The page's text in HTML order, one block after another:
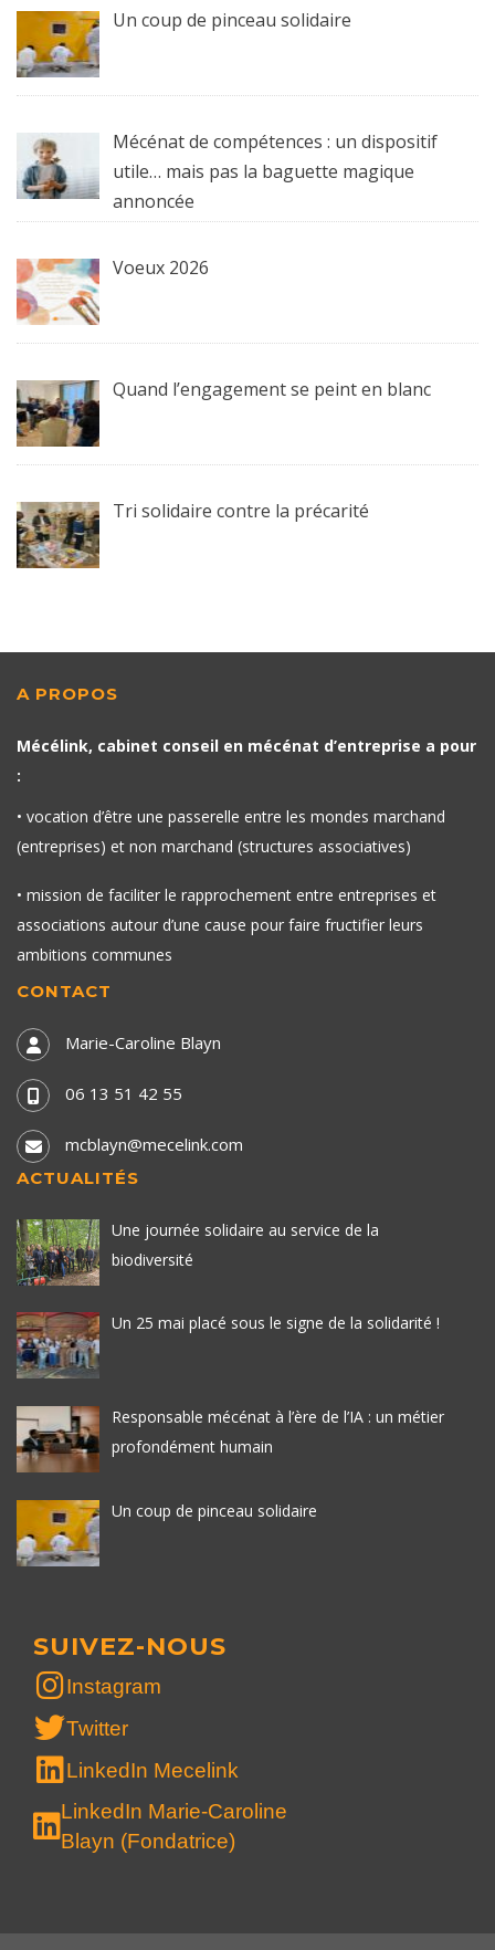
Un coup de pinceau solidaire
Mécénat de compétences : un dispositif
utile… mais pas la baguette magique
annoncée
Voeux 2026
Quand l’engagement se peint en blanc
Tri solidaire contre la précarité
A PROPOS
Mécélink, cabinet conseil en mécénat d’entreprise a pour
:
• vocation d’être une passerelle entre les mondes marchand
(entreprises) et non marchand (structures associatives)
• mission de faciliter le rapprochement entre entreprises et
associations autour d’une cause pour faire fructifier leurs
ambitions communes
CONTACT
Marie-Caroline Blayn
06 13 51 42 55
mcblayn@mecelink.com
ACTUALITÉS
Une journée solidaire au service de la
biodiversité
Un 25 mai placé sous le signe de la solidarité !
Responsable mécénat à l’ère de l’IA : un métier
profondément humain
Un coup de pinceau solidaire
SUIVEZ-NOUS
Instagram
Twitter
LinkedIn Mecelink
LinkedIn Marie-Caroline
Blayn (Fondatrice)